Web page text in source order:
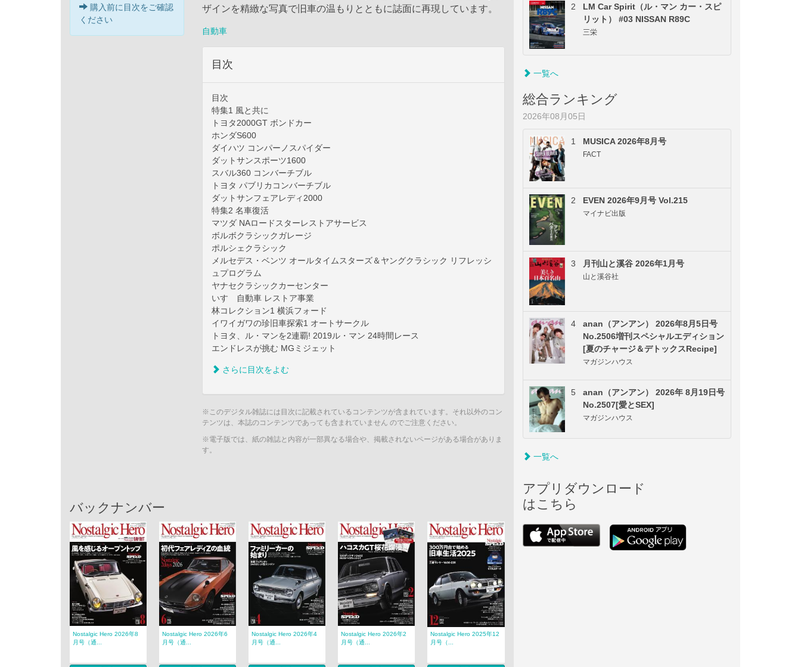
購入前に目次をご確認
ください
ザインを精緻な写真で旧車の温もりとともに誌面に再現しています。
自動車
目次
目次
特集1 風と共に
トヨタ2000GT ボンドカー
ホンダS600
ダイハツ コンパーノスパイダー
ダットサンスポーツ1600
スバル360 コンバーチブル
トヨタ パブリカコンバーチブル
ダットサンフェアレディ2000
特集2 名車復活
マツダ NAロードスターレストアサービス
ボルボクラシックガレージ
ポルシェクラシック
メルセデス・ベンツ オールタイムスターズ＆ヤングクラシック リフレッシ
ュプログラム
ヤナセクラシックカーセンター
いすゞ自動車 レストア事業
林コレクション1 横浜フォード
イワイガワの珍旧車探索1 オートサークル
トヨタ、ル・マンを2連覇! 2019ル・マン 24時間レース
エンドレスが挑む MGミジェット
さらに目次をよむ
※このデジタル雑誌には目次に記載されているコンテンツが含まれています。それ以外のコン
テンツは、本誌のコンテンツであっても含まれていません のでご注意ください。
※電子版では、紙の雑誌と内容が一部異なる場合や、掲載されないページがある場合がありま
す。
バックナンバー
Nostalgic Hero 2026年8
月号（通...
Nostalgic Hero 2026年6
月号（通...
Nostalgic Hero 2026年4
月号（通...
Nostalgic Hero 2026年2
月号（通...
Nostalgic Hero 2025年12
月号（...
2
LM Car Spirit（ル・マン カー・スピ
リット） #03 NISSAN R89C
三栄
一覧へ
総合ランキング
2026年08月05日
1 MUSICA 2026年8月号
FACT
2 EVEN 2026年9月号 Vol.215
マイナビ出版
3 月刊山と溪谷 2026年1月号
山と溪谷社
4
anan（アンアン） 2026年8月5日号
No.2506増刊スペシャルエディション
[夏のチャージ＆デトックスRecipe]
マガジンハウス
5
anan（アンアン） 2026年 8月19日号
No.2507[愛とSEX]
マガジンハウス
一覧へ
アプリダウンロード
はこちら